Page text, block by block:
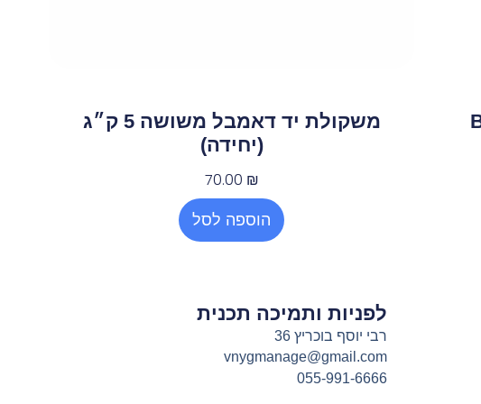
משקולת יד דאמבל משושה 5 ק״ג
(יחידה)
70.00 ₪
הוספה לסל
לפניות ותמיכה תכנית
רבי יוסף בוכריץ 36
vnygmanage@gmail.com
055-991-6666